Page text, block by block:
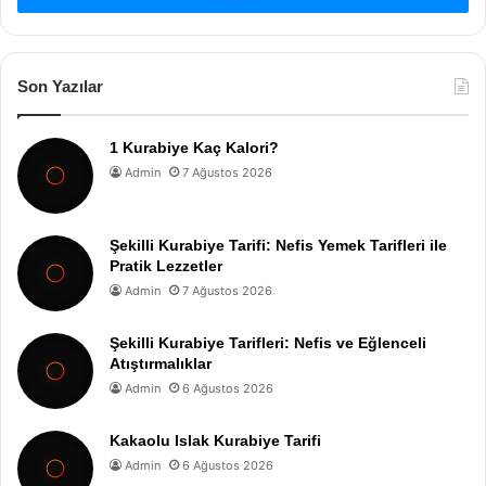
Son Yazılar
1 Kurabiye Kaç Kalori?
Admin 7 Ağustos 2026
Şekilli Kurabiye Tarifi: Nefis Yemek Tarifleri ile
Pratik Lezzetler
Admin 7 Ağustos 2026
Şekilli Kurabiye Tarifleri: Nefis ve Eğlenceli
Atıştırmalıklar
Admin 6 Ağustos 2026
Kakaolu Islak Kurabiye Tarifi
Admin 6 Ağustos 2026